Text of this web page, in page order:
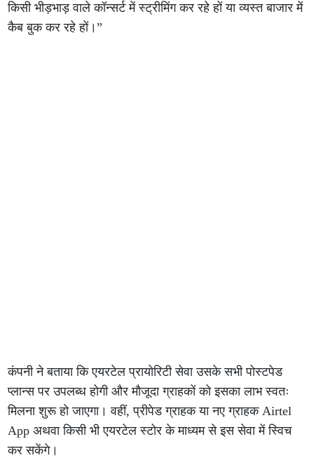
किसी भीड़भाड़ वाले कॉन्सर्ट में स्ट्रीमिंग कर रहे हों या व्यस्त बाजार में
कैब बुक कर रहे हों।”
कंपनी ने बताया कि एयरटेल प्रायोरिटी सेवा उसके सभी पोस्टपेड
प्लान्स पर उपलब्ध होगी और मौजूदा ग्राहकों को इसका लाभ स्वतः
मिलना शुरू हो जाएगा। वहीं, प्रीपेड ग्राहक या नए ग्राहक Airtel
App अथवा किसी भी एयरटेल स्टोर के माध्यम से इस सेवा में स्विच
कर सकेंगे।